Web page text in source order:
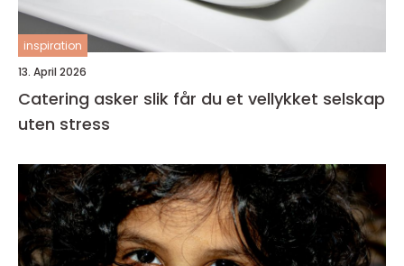
inspiration
13. April 2026
Catering asker slik får du et vellykket selskap
uten stress